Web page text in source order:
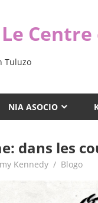
Le
Tuluzo
NIA ASOCIO
dans les
Kennedy Blogo